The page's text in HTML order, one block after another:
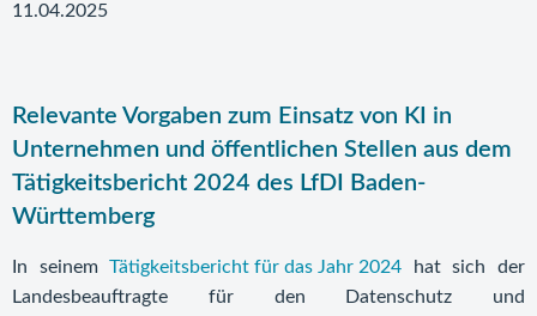
11.04.2025
Relevante Vorgaben zum Einsatz von KI in
Unternehmen und öffentlichen Stellen aus dem
Tätigkeitsbericht 2024 des LfDI Baden-
Württemberg
In seinemTätigkeitsbericht für das Jahr 2024 hat sich der
Landesbeauftragte für den Datenschutz und